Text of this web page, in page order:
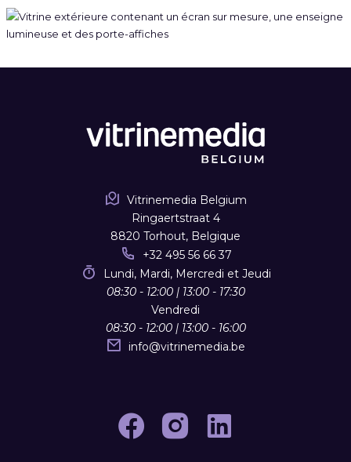
Vitrinemedia Belgium
Ringaertstraat 4
8820 Torhout, Belgique
+32 495 56 66 37
Lundi, Mardi, Mercredi et Jeudi
08:30 - 12:00 | 13:00 - 17:30
Vendredi
08:30 - 12:00 | 13:00 - 16:00
info@vitrinemedia.be